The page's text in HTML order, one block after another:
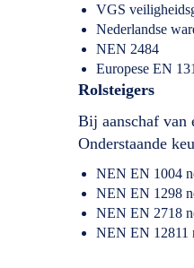
VGS
Nederlandse
NEN 2484
Europese EN
Rolsteigers
Bij aanschaf van
Onderstaande
NEN EN 1004
NEN EN 1298
NEN EN 2718
NEN EN 12811